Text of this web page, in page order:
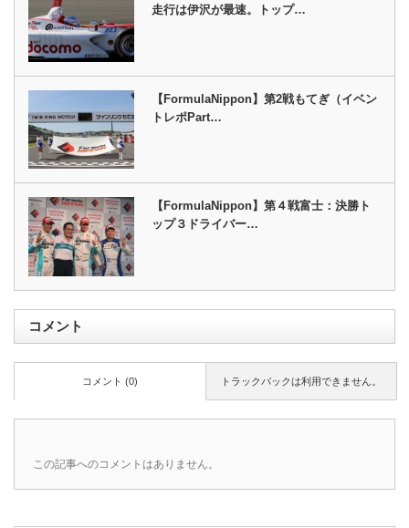
走行は伊沢が最速。トップ…
【FormulaNippon】第2戦もてぎ（イベン
トレポPart…
【FormulaNippon】第４戦富士：決勝ト
ップ３ドライバー…
コメント
トラックバックは利用できません。
コメント (0)
この記事へのコメントはありません。